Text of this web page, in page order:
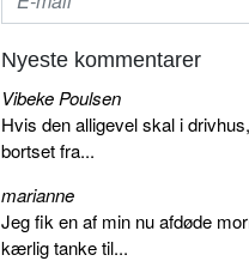
Nyeste kommentarer
Vibeke Poulsen
Hvis den alligevel skal i
bortset fra...
marianne
Jeg fik en af min nu afdøde
kærlig tanke til...